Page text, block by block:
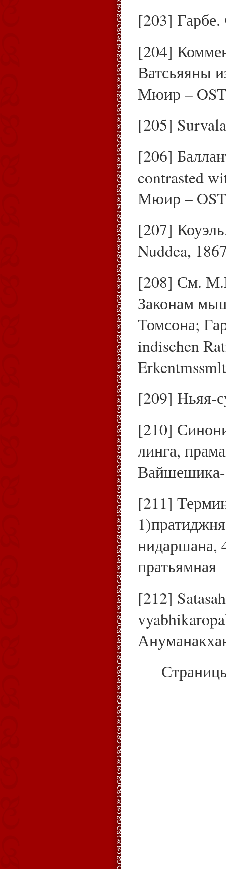
[203]
[204]
Ватсьяяны
Мюир –
[205]
[206]
contrasted
Мюир –
[207]
Nuddea,
[208] См.
Законам
Томсона;
indischen
[209] Ньяя-
[210]
линга,
[211]
нидаршана,
пратьямная
[212]